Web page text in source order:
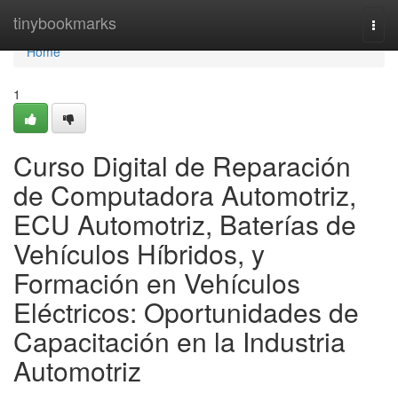
tinybookmarks
Home
Home
1
Curso Digital de Reparación
de Computadora Automotriz,
ECU Automotriz, Baterías de
Vehículos Híbridos, y
Formación en Vehículos
Eléctricos: Oportunidades de
Capacitación en la Industria
Automotriz